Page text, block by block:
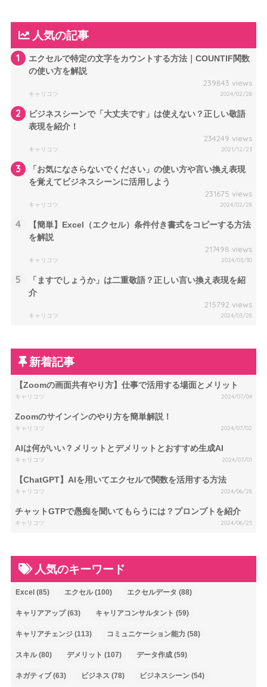
人気の記事
1
エクセルで特定の文字をカウントする方法｜COUNTIF関数
の使い方を解説
239843 views
キャリコツ 2024/02/28
2
ビジネスシーンで「大丈夫です」は使えない？正しい敬語
表現を紹介！
234249 views
キャリコツ 2021/12/23
3
「お気になさらないでください」の使い方や言い換え表現
を覚えてビジネスシーンに活用しよう
231675 views
キャリコツ 2024/02/28
4
【簡単】Excel（エクセル）条件付き書式をコピーする方法
を解説
217498 views
キャリコツ 2024/03/30
5
「ますでしょうか」は二重敬語？正しい言い換え表現を紹
介
215792 views
キャリコツ 2024/03/28
新着記事
【Zoomの画面共有やり方】仕事で活用する場面とメリット
キャリコツ 2024/07/04
Zoomのサインインのやり方を簡単解説！
キャリコツ 2024/07/02
AIは何がいい？メリットとデメリットとおすすめ生成AI
キャリコツ 2024/07/01
【ChatGPT】AIを用いてエクセルで関数を活用する方法
キャリコツ 2024/06/28
チャットGTPで愚痴を聞いてもらうには？プロンプトを紹介
キャリコツ 2024/06/25
人気のキーワード
Excel (85) エクセル(100) エクセルデータ (88)
キャリアアップ(63) キャリアコンサルタント (59)
キャリアチェンジ(113) コミュニケーション能力 (58)
スキル(80) デメリット (107) データ作成(59)
ネガティブ(63) ビジネス (78) ビジネスシーン(54)